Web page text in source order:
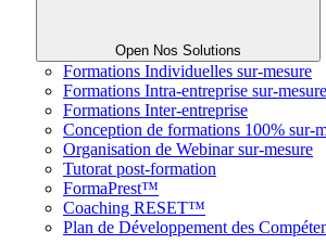
Open Nos Solutions
Formations Individuelles sur-mesure
Formations Intra-entreprise sur-mesure
Formations Inter-entreprise
Conception de formations 100% sur-
Organisation de Webinar sur-mesure
Tutorat post-formation
FormaPrest™
Coaching RESET™
Plan de Développement des